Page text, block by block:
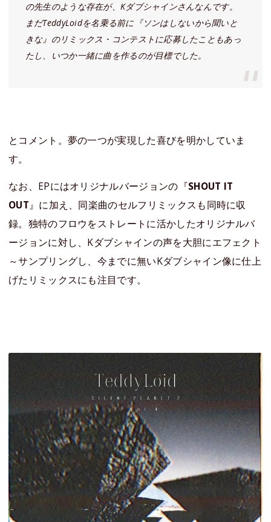
の先生のような存在が、Kダブシャインさんなんです。
まだTeddyLoidを名乗る前に『ソンはしないから聞いと
きな』のリミックス・コンテストに応募したこともあっ
たし、いつか一緒に曲を作るのが目標でした。
とコメント。夢の一つが実現した喜びを明かしていま
す。
なお、EPにはオリジナルバージョンの『SHOUT IT
OUT』に加え、同楽曲のセルフリミックスも同時に収
録。独特のフロウをストレートに活かしたオリジナルバ
ージョンに対し、Kダブシャインの声を大胆にエフェクト
～サンプリングし、今までに無いKダブシャイン像に仕上
げたリミックスにも注目です。